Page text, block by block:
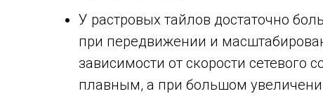
У растровых тайлов достаточно
при передвижении и
зависимости от скорости
плавным, а при большом